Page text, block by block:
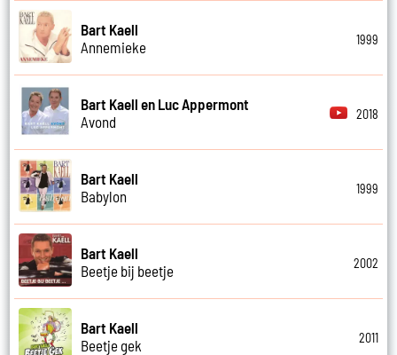
Bart Kaell
Annemieke
1999
Bart Kaell en Luc Appermont
Avond
2018
Bart Kaell
Babylon
1999
Bart Kaell
Beetje bij beetje
2002
Bart Kaell
Beetje gek
2011